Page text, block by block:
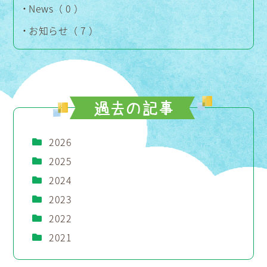
News（ 0 ）
お知らせ（ 7 ）
2026
2025
2024
2023
2022
2021